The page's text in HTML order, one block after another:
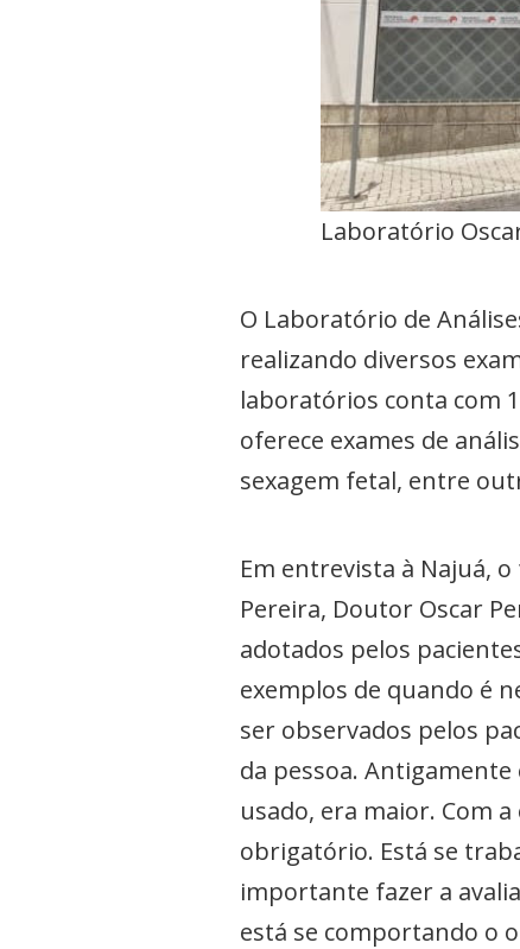
Laboratório
O Laboratório de
realizando diversos
laboratórios conta com
oferece exames de
sexagem fetal, entre
Em entrevista à Najuá,
Pereira, Doutor Oscar
adotados pelos
exemplos de quando é
ser observados pelos
da pessoa.
usado, era maior. Com
obrigatório. Está se
importante fazer a
está se comportando o